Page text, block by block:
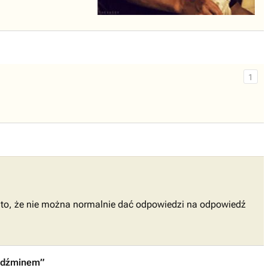
1
że nie można normalnie dać odpowiedzi na odpowiedź